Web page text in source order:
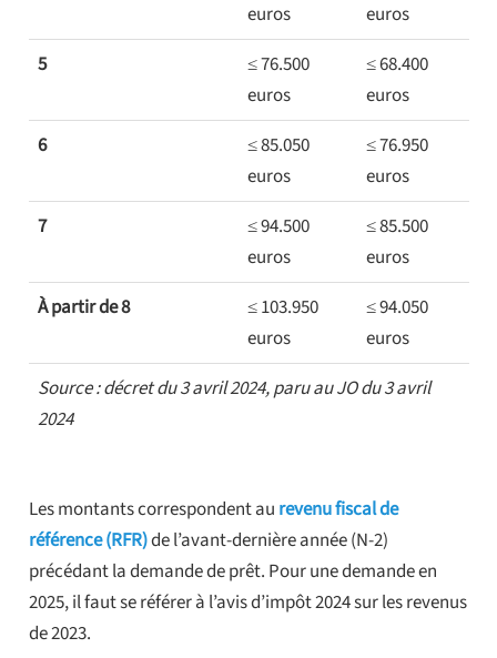
euros
euros
5
≤ 76.500
euros
≤ 68.400
euros
6
≤ 85.050
euros
≤ 76.950
euros
7
≤ 94.500
euros
≤ 85.500
euros
À partir de 8
≤ 103.950
euros
≤ 94.050
euros
Source : décret du 3 avril 2024, paru au JO du 3 avril
2024
Les montants correspondent au revenu fiscal de
référence (RFR)de l’avant-dernière année (N-2)
précédant la demande de prêt. Pour une demande en
2025, il faut se référer à l’avis d’impôt 2024 sur les revenus
de 2023.